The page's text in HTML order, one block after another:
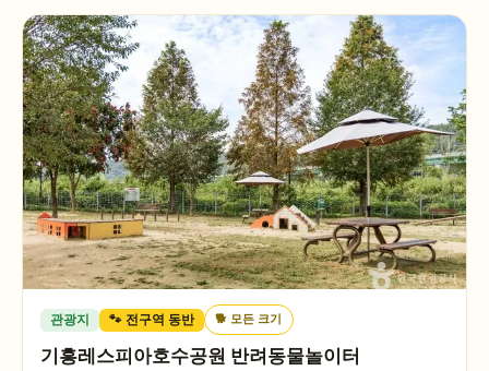
관광지 🐾 전구역 동반 🐕 모든 크기
기흥레스피아호수공원 반려동물놀이터